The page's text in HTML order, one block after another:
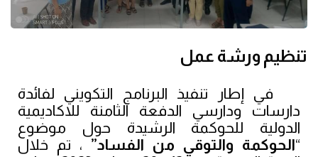
تنظيم ورشة عمل
في إطار تنفيذ البرنامج
دارسات ودارسي الدفعة الث
“الحوكمة والتوقي من الفساد”